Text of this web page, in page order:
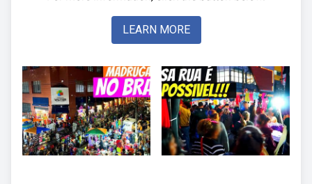
LEARN MORE